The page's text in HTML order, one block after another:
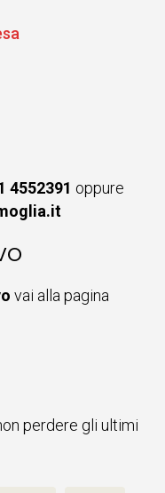
4552391 oppure
vai alla pagina
perdere gli ultimi